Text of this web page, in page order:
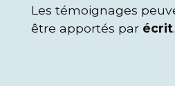
Les témoignages
être apportés par écrit.